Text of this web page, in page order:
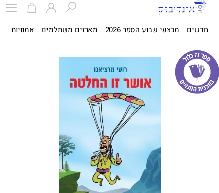
חדשים מבצעי שבוע הספר 2026 מארזים משתלמים אמנויות